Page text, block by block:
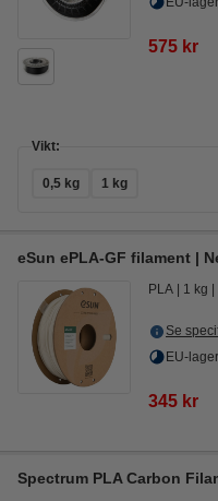
575 kr
Vikt:
0,5 kg 1 kg
eSun ePLA-GF filament |
PLA 1 kg
Se
EU-
345 kr
Spectrum PLA Carbon